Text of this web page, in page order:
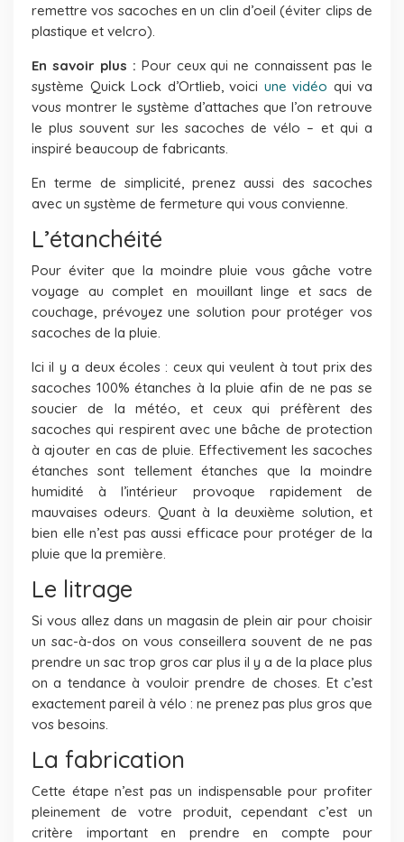
remettre vos sacoches en un clin d’oeil (éviter clips de
plastique et velcro).
En savoir plus : Pour ceux qui ne connaissent pas le
système Quick Lock d’Ortlieb, voici une vidéo qui va
vous montrer le système d’attaches que l’on retrouve
le plus souvent sur les sacoches de vélo – et qui a
inspiré beaucoup de fabricants.
En terme de simplicité, prenez aussi des sacoches
avec un système de fermeture qui vous convienne.
L’étanchéité
Pour éviter que la moindre pluie vous gâche votre
voyage au complet en mouillant linge et sacs de
couchage, prévoyez une solution pour protéger vos
sacoches de la pluie.
Ici il y a deux écoles : ceux qui veulent à tout prix des
sacoches 100% étanches à la pluie afin de ne pas se
soucier de la météo, et ceux qui préfèrent des
sacoches qui respirent avec une bâche de protection
à ajouter en cas de pluie. Effectivement les sacoches
étanches sont tellement étanches que la moindre
humidité à l’intérieur provoque rapidement de
mauvaises odeurs. Quant à la deuxième solution, et
bien elle n’est pas aussi efficace pour protéger de la
pluie que la première.
Le litrage
Si vous allez dans un magasin de plein air pour choisir
un sac-à-dos on vous conseillera souvent de ne pas
prendre un sac trop gros car plus il y a de la place plus
on a tendance à vouloir prendre de choses. Et c’est
exactement pareil à vélo : ne prenez pas plus gros que
vos besoins.
La fabrication
Cette étape n’est pas un indispensable pour profiter
pleinement de votre produit, cependant c’est un
critère important en prendre en compte pour